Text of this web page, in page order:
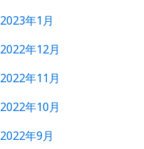
2023年1月
2022年12月
2022年11月
2022年10月
2022年9月